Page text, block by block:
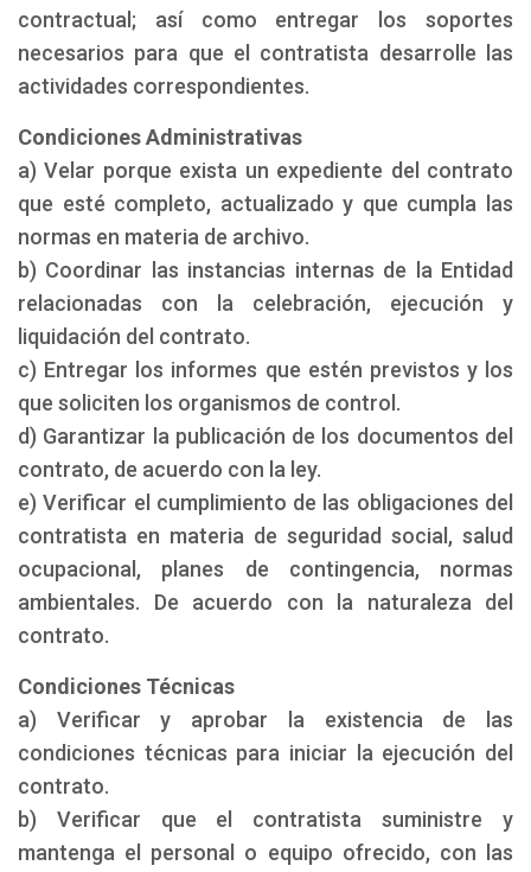
contractual; así como entregar los soportes
necesarios para que el contratista desarrolle las
actividades correspondientes.
Condiciones Administrativas
a) Velar porque exista un expediente del contrato
que esté completo, actualizado y que cumpla las
normas en materia de archivo.
b) Coordinar las instancias internas de la Entidad
relacionadas con la celebración, ejecución y
liquidación del contrato.
c) Entregar los informes que estén previstos y los
que soliciten los organismos de control.
d) Garantizar la publicación de los documentos del
contrato, de acuerdo con la ley.
e) Verificar el cumplimiento de las obligaciones del
contratista en materia de seguridad social, salud
ocupacional, planes de contingencia, normas
ambientales. De acuerdo con la naturaleza del
contrato.
Condiciones Técnicas
a) Verificar y aprobar la existencia de las
condiciones técnicas para iniciar la ejecución del
contrato.
b) Verificar que el contratista suministre y
mantenga el personal o equipo ofrecido, con las